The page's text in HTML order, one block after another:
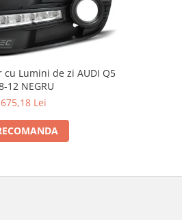
de zi AUDI Q5
08-12 NEGRU
675,18 Lei